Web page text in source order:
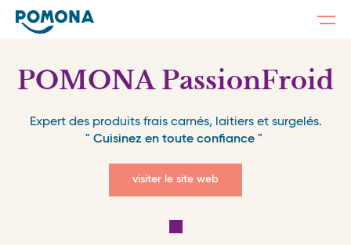
main
content
POMONA PassionFroid
Expert des produits frais carnés, laitiers et surgelés.
" Cuisinez en toute confiance "
visiter le site web